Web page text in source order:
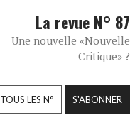
La revue N° 87
Une nouvelle «Nouvelle
Critique» ?
TOUS LES N° S'ABONNER